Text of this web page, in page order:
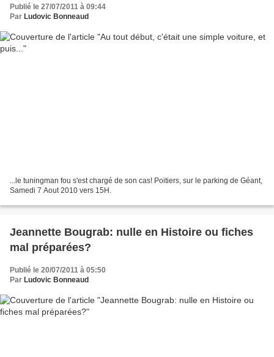
Publié le 27/07/2011 à 09:44
Par Ludovic Bonneaud
...le tuningman fou s'est chargé de son cas! Poitiers, sur le parking de Géant,
Samedi 7 Aout 2010 vers 15H.
Jeannette Bougrab: nulle en Histoire ou fiches
mal préparées?
Publié le 20/07/2011 à 05:50
Par Ludovic Bonneaud